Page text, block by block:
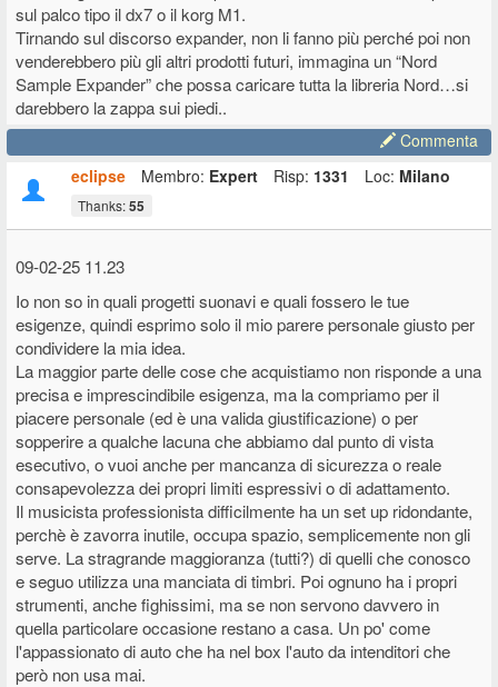
sul palco tipo il dx7 o il korg M1.
Tirnando sul discorso expander, non li fanno più perché poi non
venderebbero più gli altri prodotti futuri, immagina un “Nord
Sample Expander” che possa caricare tutta la libreria Nord…si
darebbero la zappa sui piedi..
Commenta
eclipse
Membro: Expert Risp: 1331 Loc: Milano
Thanks:55
09-02-25 11.23
Io non so in quali progetti suonavi e quali fossero le tue
esigenze, quindi esprimo solo il mio parere personale giusto per
condividere la mia idea.
La maggior parte delle cose che acquistiamo non risponde a una
precisa e imprescindibile esigenza, ma la compriamo per il
piacere personale (ed è una valida giustificazione) o per
sopperire a qualche lacuna che abbiamo dal punto di vista
esecutivo, o vuoi anche per mancanza di sicurezza o reale
consapevolezza dei propri limiti espressivi o di adattamento.
Il musicista professionista difficilmente ha un set up ridondante,
perchè è zavorra inutile, occupa spazio, semplicemente non gli
serve. La stragrande maggioranza (tutti?) di quelli che conosco
e seguo utilizza una manciata di timbri. Poi ognuno ha i propri
strumenti, anche fighissimi, ma se non servono davvero in
quella particolare occasione restano a casa. Un po' come
l'appassionato di auto che ha nel box l'auto da intenditori che
però non usa mai.